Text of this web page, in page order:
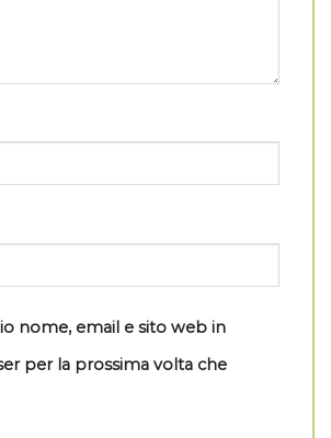
nome, email e sito web in
per la prossima volta che